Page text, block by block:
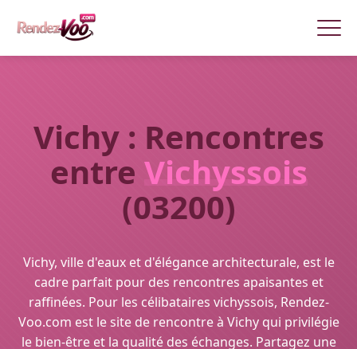
Vichy : Rencontres
entre Vichyssois
(03200)
Vichy, ville d'eaux et d'élégance architecturale, est le
cadre parfait pour des rencontres apaisantes et
raffinées. Pour les célibataires vichyssois, Rendez-
Voo.com est le site de rencontre à Vichy qui privilégie
le bien-être et la qualité des échanges. Partagez une